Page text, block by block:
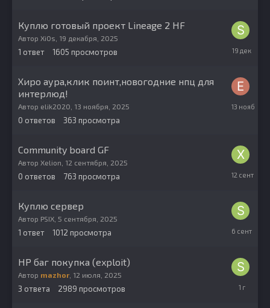
Куплю готовый проект Lineage 2 HF
Автор Xi0s 19 декабря, 2025
1 ответ 1605 просмотров
декабря,
Хиро аура,клик поинт,новогодние нпц для
интерлюд!
Автор elik2020 13 ноября, 2025
0 ответов 363 просмотра
ноября,
Community board GF
Автор Xelion 12 сентября, 2025
0 ответов 763 просмотра
сентября,
Куплю сервер
Автор PSIX 5 сентября, 2025
1 ответ 1012 просмотра
сентября,
HP баг покупка (exploit)
Автор mazhor, 12 июля, 2025
3 ответа 2989 просмотров
июля,